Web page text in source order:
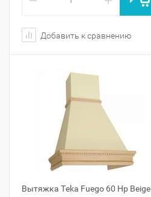
Добавить к сравнению
Вытяжка Teka Fuego 60 Hp Beige